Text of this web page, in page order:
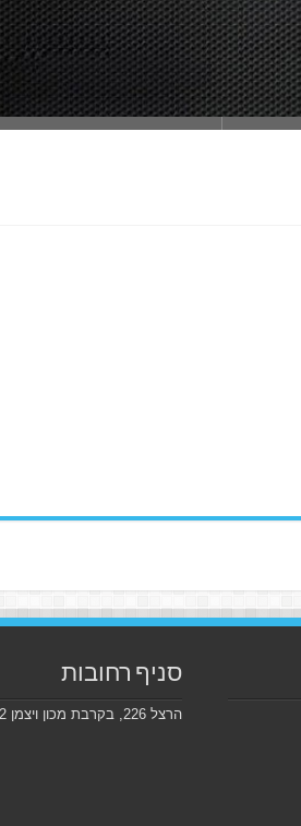
סניף רחובות
הרצל 226, בקרבת מכון ויצמן 08-9470002